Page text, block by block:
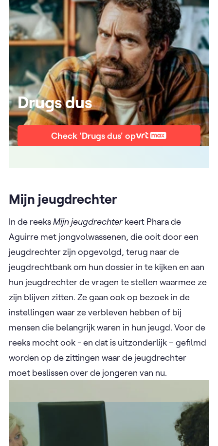
Drugs dus
Check 'Drugs dus' op
Mijn jeugdrechter
In de reeksMijn jeugdrechter keert Phara de
Aguirre met jongvolwassenen, die ooit door een
jeugdrechter zijn opgevolgd, terug naar de
jeugdrechtbank om hun dossier in te kijken en aan
hun jeugdrechter de vragen te stellen waarmee ze
zijn blijven zitten. Ze gaan ook op bezoek in de
instellingen waar ze verbleven hebben of bij
mensen die belangrijk waren in hun jeugd. Voor de
reeks mocht ook - en dat is uitzonderlijk – gefilmd
worden op de zittingen waar de jeugdrechter
moet beslissen over de jongeren van nu.